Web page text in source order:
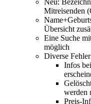
Mitreisenden
Übersicht
Eine Suche
möglich
Diverse
Infos
werden
Preis-